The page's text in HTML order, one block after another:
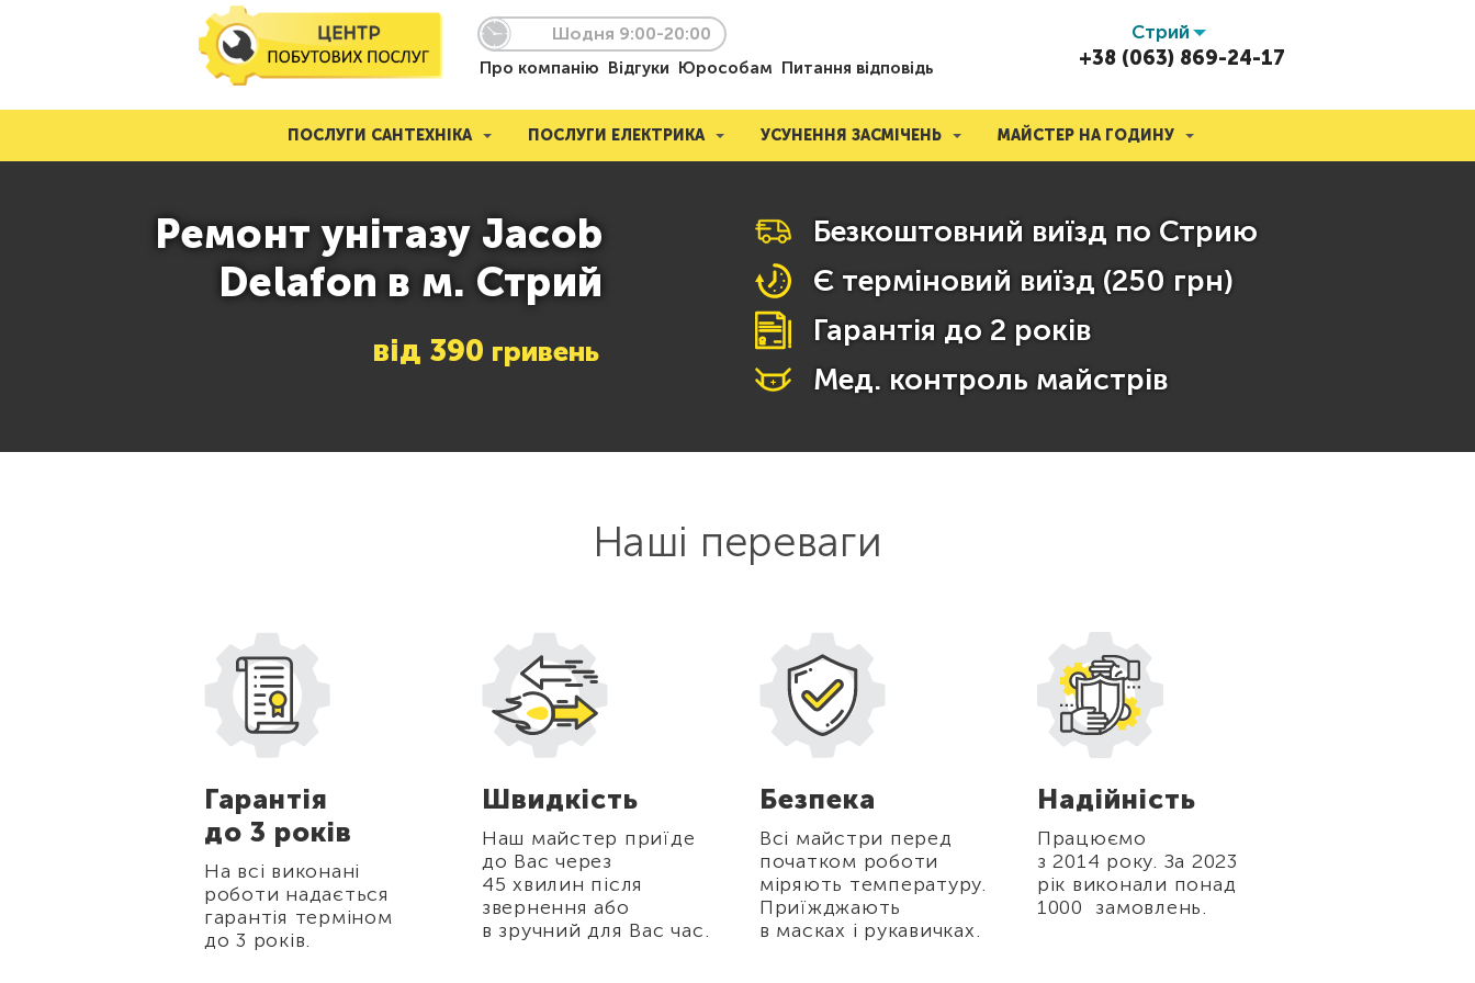
Шодня 9:00-20:00
Про компанію Відгуки Юрособам Питання відповідь
Стрий
+38 (063) 869-24-17
ПОСЛУГИ САНТЕХНІКА ПОСЛУГИ ЕЛЕКТРИКА УСУНЕННЯ ЗАСМІЧЕНЬ МАЙСТЕР НА ГОДИНУ
Ремонт унітазу Jacob
Delafon в м. Стрий
від 390 гривень
Безкоштовний виїзд по Стрию
Є терміновий виїзд (250 грн)
Гарантія до 2 років
Мед. контроль майстрів
Наші переваги
Гарантія
до 3 років
На всі виконані
роботи надається
гарантія терміном
до 3 років.
Швидкість
Наш майстер приїде
до Вас через
45 хвилин після
звернення або
в зручний для Вас час.
Безпека
Всі майстри перед
початком роботи
міряють температуру.
Приїжджають
в масках і рукавичках.
Надійність
Працюємо
з 2014 року. За 2023
рік виконали понад
1000 замовлень.